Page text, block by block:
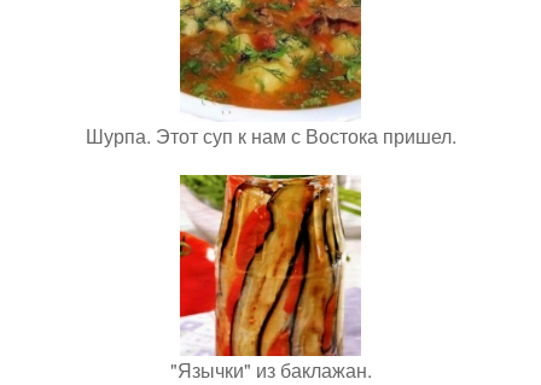
Шурпа. Этот суп к нам с Востока пришел.
"Язычки" из баклажан.